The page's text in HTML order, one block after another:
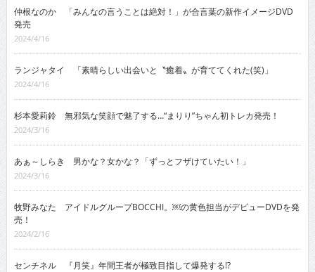
仲根なのか 「みんなの言うことは絶対！」が合言葉の新作イメージDVD
発売
2024/4/16
ランジャタイ 「素晴らしい出会いと〝癒着〟が育ててくれた(笑)」
2024/4/16
杉本愛莉鈴 無邪気な笑顔で魅了する…“まりり”ちゃん初トレカ発売！
2024/3/16
あぁ～しらき 男かな？女かな？「ずっとフザけていたい！」
2024/3/16
牧野みなた アイドルグループBOCCHI。￼の黄色担当がデビューDVDを発
売！
2024/2/16
センチネル 『月笑』年間王者が極致目指して爆発する!?